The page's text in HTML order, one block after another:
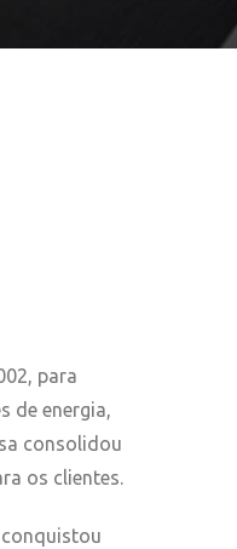
para
de energia,
consolidou
os clientes.